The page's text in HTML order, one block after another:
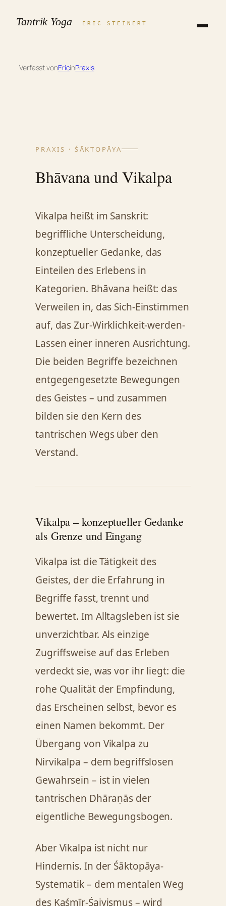
Inhalt
Tantrik Yoga ERIC STEINERT
Verfasst vonEricinPraxis
PRAXIS · ŚĀKTOPĀYA
Bhāvana und Vikalpa
Vikalpa heißt im Sanskrit:
begriffliche Unterscheidung,
konzeptueller Gedanke, das
Einteilen des Erlebens in
Kategorien. Bhāvana heißt: das
Verweilen in, das Sich-Einstimmen
auf, das Zur-Wirklichkeit-werden-
Lassen einer inneren Ausrichtung.
Die beiden Begriffe bezeichnen
entgegengesetzte Bewegungen
des Geistes – und zusammen
bilden sie den Kern des
tantrischen Wegs über den
Verstand.
Vikalpa – konzeptueller Gedanke
als Grenze und Eingang
Vikalpa ist die Tätigkeit des
Geistes, der die Erfahrung in
Begriffe fasst, trennt und
bewertet. Im Alltagsleben ist sie
unverzichtbar. Als einzige
Zugriffsweise auf das Erleben
verdeckt sie, was vor ihr liegt: die
rohe Qualität der Empfindung,
das Erscheinen selbst, bevor es
einen Namen bekommt. Der
Übergang von Vikalpa zu
Nirvikalpa – dem begriffslosen
Gewahrsein – ist in vielen
tantrischen Dhāraṇās der
eigentliche Bewegungsbogen.
Aber Vikalpa ist nicht nur
Hindernis. In der Śāktopāya-
Systematik – dem mentalen Weg
des Kaśmīr-Śaivismus – wird